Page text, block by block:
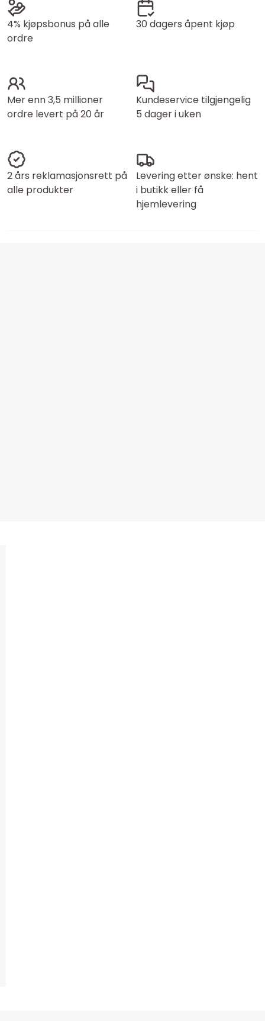
4% kjøpsbonus på alle
ordre
30 dagers åpent kjøp
Mer enn 3,5 millioner
ordre levert på 20 år
Kundeservice tilgjengelig
5 dager i uken
2 års reklamasjonsrett på
alle produkter
Levering etter ønske: hent
i butikk eller få
hjemlevering